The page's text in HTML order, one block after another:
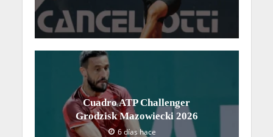
Cuadro ATP Challenger
Grodzisk Mazowiecki 2026
6 días hace